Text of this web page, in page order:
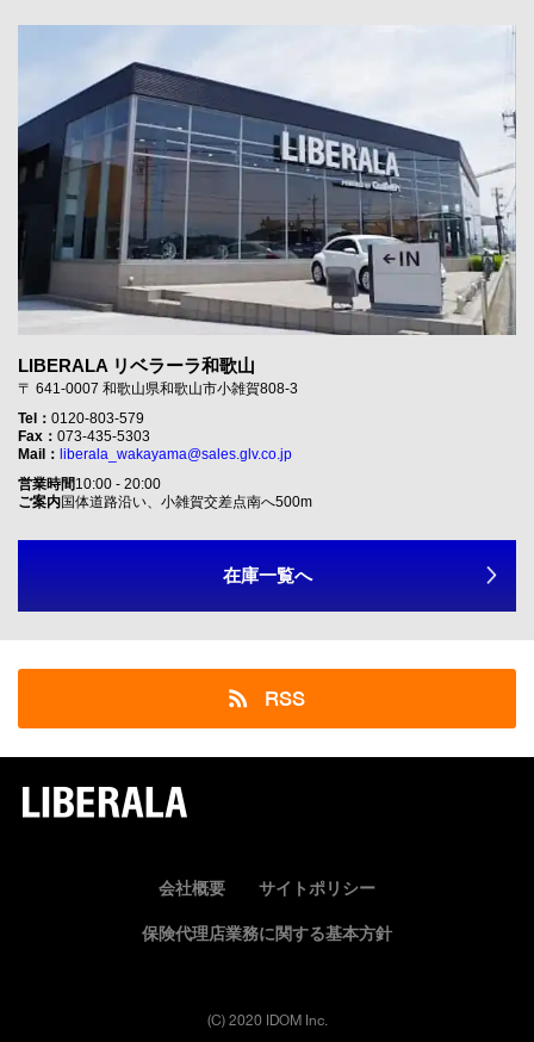
LIBERALA リベラーラ和歌山
〒 641-0007 和歌山県和歌山市小雑賀808-3
Tel： 0120-803-579
Fax： 073-435-5303
Mail： liberala_wakayama@sales.glv.co.jp
営業時間10:00 - 20:00
ご案内国体道路沿い、小雑賀交差点南へ500m
在庫一覧へ
RSS
会社概要 サイトポリシー
保険代理店業務に関する基本方針
(C) 2020 IDOM Inc.